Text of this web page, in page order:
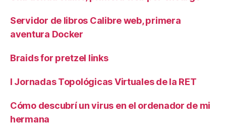
Servidor de libros Calibre web, primera
aventura Docker
Braids for pretzel links
I Jornadas Topológicas Virtuales de la RET
Cómo descubrí un virus en el ordenador de mi
hermana